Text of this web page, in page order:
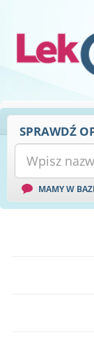
SPRAWDŹ
MAMY W